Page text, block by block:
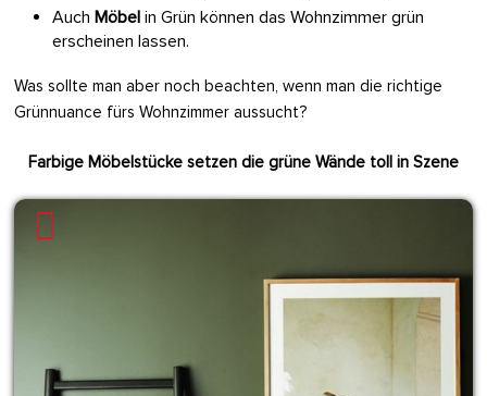
Auch Möbel in Grün können das Wohnzimmer grün
erscheinen lassen.
Was sollte man aber noch beachten, wenn man die richtige
Grünnuance fürs Wohnzimmer aussucht?
Farbige Möbelstücke setzen die grüne Wände toll in Szene